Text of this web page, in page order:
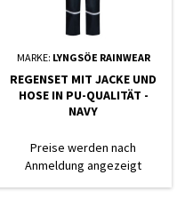
MARKE: LYNGSÖE RAINWEAR
REGENSET MIT JACKE UND
HOSE IN PU-QUALITÄT -
NAVY
Preise werden nach
Anmeldung angezeigt